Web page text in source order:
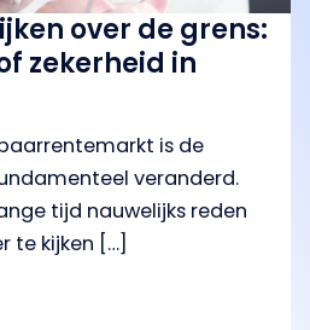
over de grens:
zekerheid in
is de
veranderd.
tijd nauwelijks reden
te kijken […]